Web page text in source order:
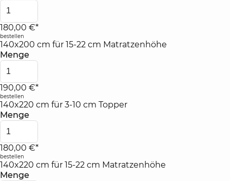
180,00 €*
bestellen
140x200 cm für 15-22 cm Matratzenhöhe
Menge
190,00 €*
bestellen
140x220 cm für 3-10 cm Topper
Menge
180,00 €*
bestellen
140x220 cm für 15-22 cm Matratzenhöhe
Menge